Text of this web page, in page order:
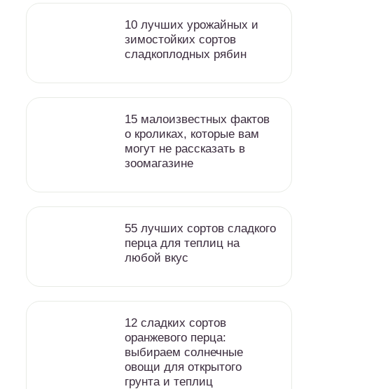
10 лучших урожайных и
зимостойких сортов
сладкоплодных рябин
15 малоизвестных фактов
о кроликах, которые вам
могут не рассказать в
зоомагазине
55 лучших сортов сладкого
перца для теплиц на
любой вкус
12 сладких сортов
оранжевого перца:
выбираем солнечные
овощи для открытого
грунта и теплиц